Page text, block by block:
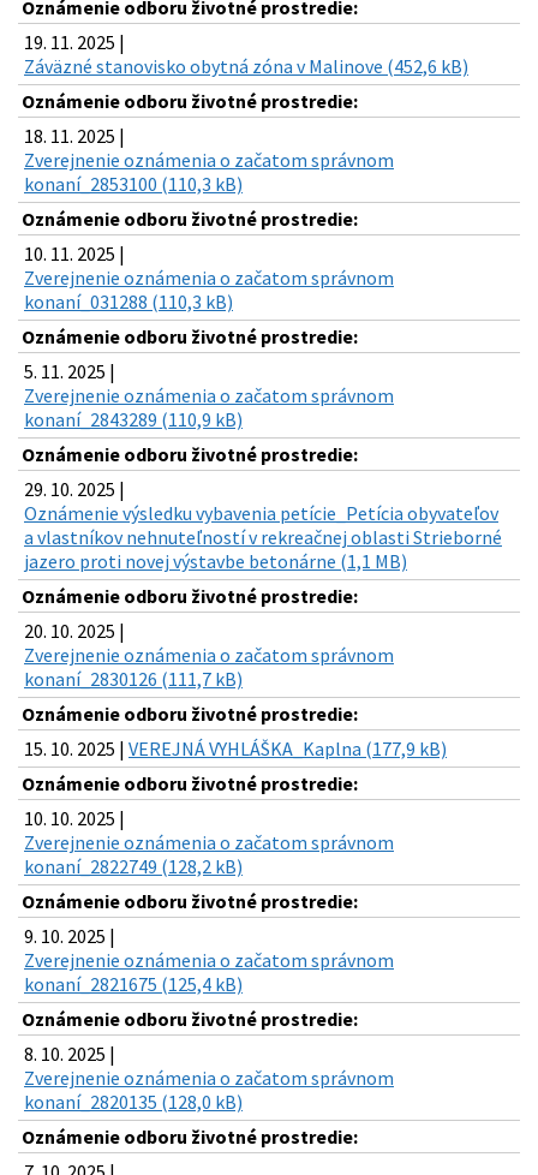
Oznámenie odboru životné prostredie:
19. 11. 2025 |
Záväzné stanovisko obytná zóna v Malinove (452,6 kB)
Oznámenie odboru životné prostredie:
18. 11. 2025 |
Zverejnenie oznámenia o začatom správnom
konaní_2853100 (110,3 kB)
Oznámenie odboru životné prostredie:
10. 11. 2025 |
Zverejnenie oznámenia o začatom správnom
konaní_031288 (110,3 kB)
Oznámenie odboru životné prostredie:
5. 11. 2025 |
Zverejnenie oznámenia o začatom správnom
konaní_2843289 (110,9 kB)
Oznámenie odboru životné prostredie:
29. 10. 2025 |
Oznámenie výsledku vybavenia petície_Petícia obyvateľov
a vlastníkov nehnuteľností v rekreačnej oblasti Strieborné
jazero proti novej výstavbe betonárne (1,1 MB)
Oznámenie odboru životné prostredie:
20. 10. 2025 |
Zverejnenie oznámenia o začatom správnom
konaní_2830126 (111,7 kB)
Oznámenie odboru životné prostredie:
15. 10. 2025 | VEREJNÁ VYHLÁŠKA_Kaplna (177,9 kB)
Oznámenie odboru životné prostredie:
10. 10. 2025 |
Zverejnenie oznámenia o začatom správnom
konaní_2822749 (128,2 kB)
Oznámenie odboru životné prostredie:
9. 10. 2025 |
Zverejnenie oznámenia o začatom správnom
konaní_2821675 (125,4 kB)
Oznámenie odboru životné prostredie:
8. 10. 2025 |
Zverejnenie oznámenia o začatom správnom
konaní_2820135 (128,0 kB)
Oznámenie odboru životné prostredie: